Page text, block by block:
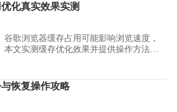
化真实效果实测
谷歌浏览器缓存占用可能影响浏览速度，
本文实测缓存优化效果并提供操作方法，
恢复操作攻略